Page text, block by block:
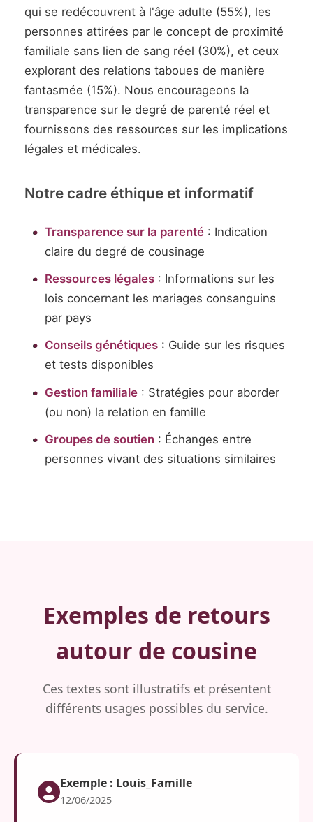
qui se redécouvrent à l'âge adulte (55%), les
personnes attirées par le concept de proximité
familiale sans lien de sang réel (30%), et ceux
explorant des relations taboues de manière
fantasmée (15%). Nous encourageons la
transparence sur le degré de parenté réel et
fournissons des ressources sur les implications
légales et médicales.
Notre cadre éthique et informatif
Transparence sur la parenté: Indication
claire du degré de cousinage
Ressources légales: Informations sur les
lois concernant les mariages consanguins
par pays
Conseils génétiques: Guide sur les risques
et tests disponibles
Gestion familiale: Stratégies pour aborder
(ou non) la relation en famille
Groupes de soutien: Échanges entre
personnes vivant des situations similaires
Exemples de retours
autour de cousine
Ces textes sont illustratifs et présentent
différents usages possibles du service.
Exemple : Louis_Famille
12/06/2025